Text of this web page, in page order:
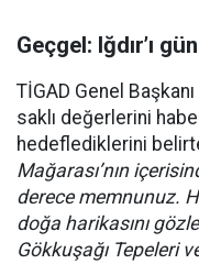
Geçgel: Iğdır’ı
TİGAD Genel
saklı değerlerini
hedeflediklerini
Mağarası’nın
derece memnunuz.
doğa harikasını
Gökkuşağı Tepeleri